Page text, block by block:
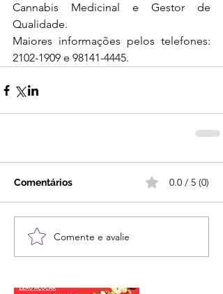
Cannabis Medicinal e Gestor de
Qualidade.
Maiores informações pelos telefones:
2102-1909 e 98141-4445.
Comentários 0.0 / 5 (0)
Comente e avalie